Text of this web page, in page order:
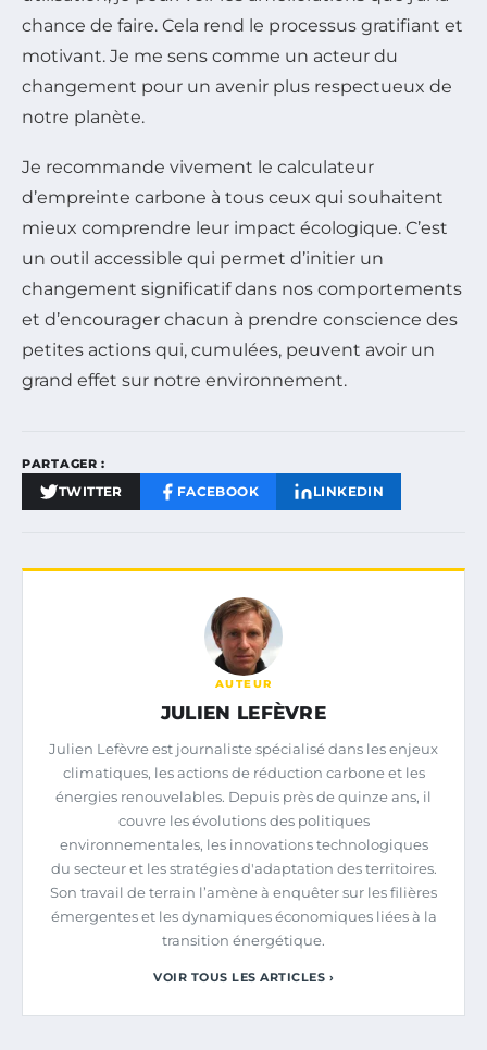
chance de faire. Cela rend le processus gratifiant et
motivant. Je me sens comme un acteur du
changement pour un avenir plus respectueux de
notre planète.
Je recommande vivement le calculateur
d’empreinte carbone à tous ceux qui souhaitent
mieux comprendre leur impact écologique. C’est
un outil accessible qui permet d’initier un
changement significatif dans nos comportements
et d’encourager chacun à prendre conscience des
petites actions qui, cumulées, peuvent avoir un
grand effet sur notre environnement.
PARTAGER :
TWITTER FACEBOOK LINKEDIN
AUTEUR
JULIEN LEFÈVRE
Julien Lefèvre est journaliste spécialisé dans les enjeux
climatiques, les actions de réduction carbone et les
énergies renouvelables. Depuis près de quinze ans, il
couvre les évolutions des politiques
environnementales, les innovations technologiques
du secteur et les stratégies d'adaptation des territoires.
Son travail de terrain l’amène à enquêter sur les filières
émergentes et les dynamiques économiques liées à la
transition énergétique.
VOIR TOUS LES ARTICLES ›